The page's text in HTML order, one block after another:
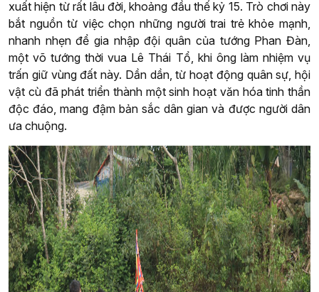
xuất hiện từ rất lâu đời, khoảng đầu thế kỷ 15. Trò chơi này
bắt nguồn từ việc chọn những người trai trẻ khỏe mạnh,
nhanh nhẹn để gia nhập đội quân của tướng Phan Đàn,
một võ tướng thời vua Lê Thái Tổ, khi ông làm nhiệm vụ
trấn giữ vùng đất này. Dần dần, từ hoạt động quân sự, hội
vật cù đã phát triển thành một sinh hoạt văn hóa tinh thần
độc đáo, mang đậm bản sắc dân gian và được người dân
ưa chuộng.